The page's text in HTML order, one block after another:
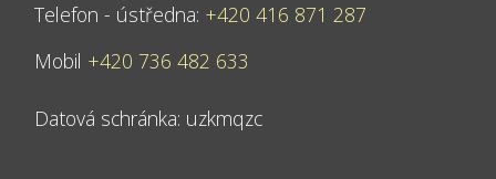
Telefon - ústředna: +420 416 871 287
Mobil +420 736 482 633
Datová schránka: uzkmqzc